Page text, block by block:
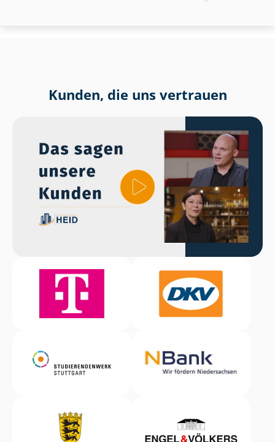
Kunden, die uns vertrauen